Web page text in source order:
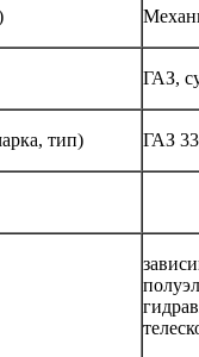
ГАЗ,
тип) ГАЗ